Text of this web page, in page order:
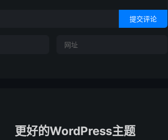
提交评论
更好的WordPress主题